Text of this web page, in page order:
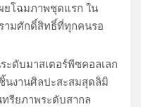
ผยโฉมภาพชุดแรก ใน
ามศักดิ์สิทธิ์ที่ทุกคนรอ
ระดับมาสเตอร์พีซคอลเลก
นงานศิลปะสะสมสุดลิมิ
รียภาพระดับสากล